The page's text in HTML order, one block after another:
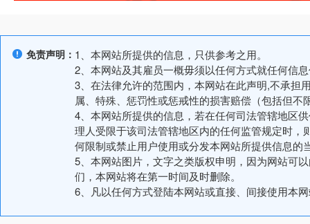
免责声明： 1、本网站所提供的信息，只供参考之用。
2、本网站及其雇员一概毋须以任何方式就任何信
3、在法律允许的范围内，本网站在此声明,不承担
属、特殊、惩罚性或惩戒性的损害赔偿（包括但
4、本网站所提供的信息，若在任何司法管辖地区
理人受限于该司法管辖地区内的任何监管规定时
何限制或禁止用户使用或分发本网站所提供信息的
5、本网站图片，文字之类版权申明，因为网站可
们，本网站将在第一时间及时删除。
6、凡以任何方式登陆本网站或直接、间接使用本